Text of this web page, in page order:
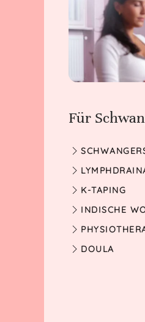
Für
K-TAPING
INDISCHE
DOULA